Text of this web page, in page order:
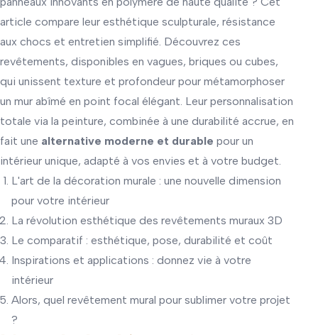
article compare leur esthétique sculpturale, résistance
aux chocs et entretien simplifié. Découvrez ces
revêtements, disponibles en vagues, briques ou cubes,
qui unissent texture et profondeur pour métamorphoser
un mur abîmé en point focal élégant. Leur personnalisation
totale via la peinture, combinée à une durabilité accrue, en
fait une alternative moderne et durable pour un
intérieur unique, adapté à vos envies et à votre budget.
L'art de la décoration murale : une nouvelle dimension
pour votre intérieur
La révolution esthétique des revêtements muraux 3D
Le comparatif : esthétique, pose, durabilité et coût
Inspirations et applications : donnez vie à votre
intérieur
Alors, quel revêtement mural pour sublimer votre projet
?